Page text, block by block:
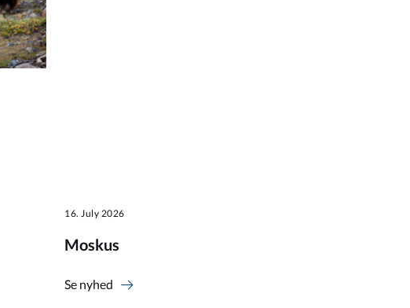
16. July 2026
Moskus
Se nyhed